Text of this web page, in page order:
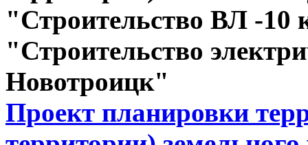
"Строительство ВЛ -10
"Строительство
Новотроицк"
Проект планировки